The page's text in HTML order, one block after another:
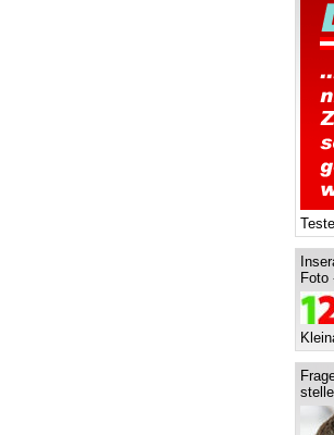
Foto